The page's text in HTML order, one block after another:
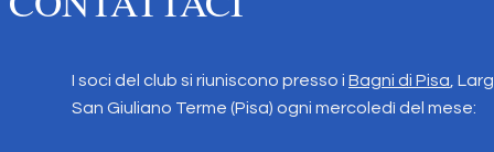
I soci del club si riuniscono presso i Bagni di Pisa ,
San Giuliano Terme (Pisa) ogni mercoledì del mese: